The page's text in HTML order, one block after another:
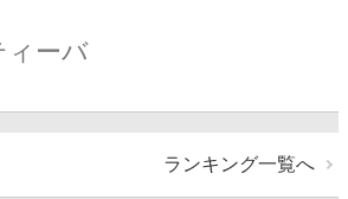
ィーバ
ランキング一覧へ